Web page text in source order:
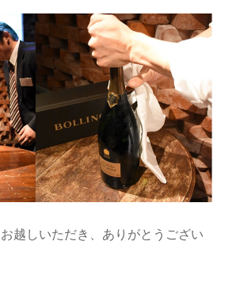
越しいただき、ありがとうござい